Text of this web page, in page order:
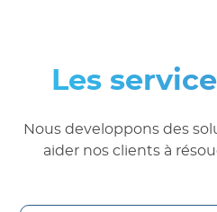
Les
Nous developpons des
aider nos clients à